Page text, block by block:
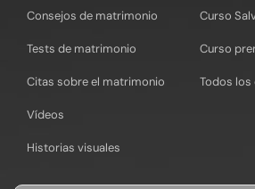
Consejos de matrimonio
Tests de matrimonio
Citas sobre el matrimonio
Vídeos
Historias visuales
Curso
Curso
Todos los